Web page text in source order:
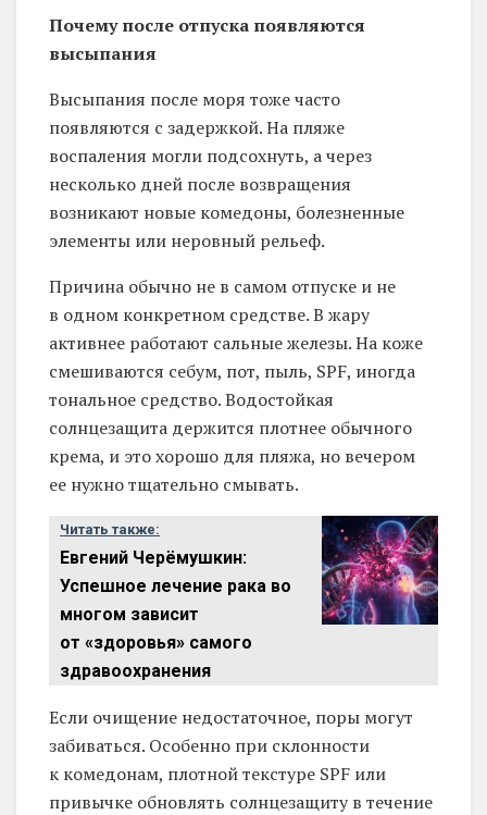
Почему после отпуска появляются
высыпания
Высыпания после моря тоже часто
появляются с задержкой. На пляже
воспаления могли подсохнуть, а через
несколько дней после возвращения
возникают новые комедоны, болезненные
элементы или неровный рельеф.
Причина обычно не в самом отпуске и не
в одном конкретном средстве. В жару
активнее работают сальные железы. На коже
смешиваются себум, пот, пыль, SPF, иногда
тональное средство. Водостойкая
солнцезащита держится плотнее обычного
крема, и это хорошо для пляжа, но вечером
ее нужно тщательно смывать.
Читать также:
Евгений Черёмушкин:
Успешное лечение рака во
многом зависит
от «здоровья» самого
здравоохранения
Если очищение недостаточное, поры могут
забиваться. Особенно при склонности
к комедонам, плотной текстуре SPF или
привычке обновлять солнцезащиту в течение